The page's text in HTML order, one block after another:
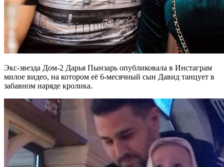
Экс-звезда Дом-2 Дарья Пынзарь опубликовала в Инстаграм
милое видео, на котором её 6-месячный сын Давид танцует в
забавном наряде кролика.